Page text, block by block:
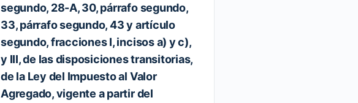
segundo, 28-A, 30, párrafo segundo,
33, párrafo segundo, 43 y artículo
segundo, fracciones I, incisos a) y c),
y III, de las disposiciones transitorias,
de la Ley del Impuesto al Valor
Agregado, vigente a partir del